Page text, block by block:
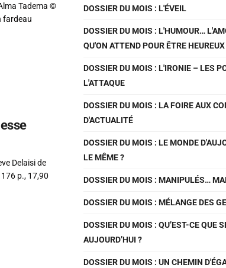
Tadema ©
fardeau
Delaisi de
p., 17,90
DOSSIER DU MOIS : L'ÉVEIL
DOSSIER DU MOIS : L'HUMOUR…
QU'ON ATTEND POUR ÊTRE HEUREUX
DOSSIER DU MOIS : L'IRONIE – LES
L'ATTAQUE
DOSSIER DU MOIS : LA FOIRE AUX
D'ACTUALITÉ
DOSSIER DU MOIS : LE MONDE
LE MÊME ?
DOSSIER DU MOIS : MANIPULÉS…
DOSSIER DU MOIS : MÉLANGE DES
DOSSIER DU MOIS : QU’EST-CE QUE
AUJOURD’HUI ?
DOSSIER DU MOIS : UN CHEMIN